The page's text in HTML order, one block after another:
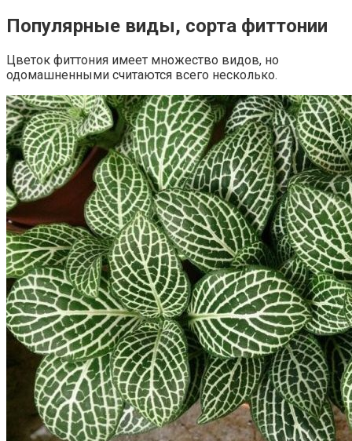
Популярные виды, сорта фиттонии
Цветок фиттония имеет множество видов, но
одомашненными считаются всего несколько.